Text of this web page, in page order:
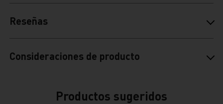
Reseñas
Consideraciones de producto
Productos sugeridos